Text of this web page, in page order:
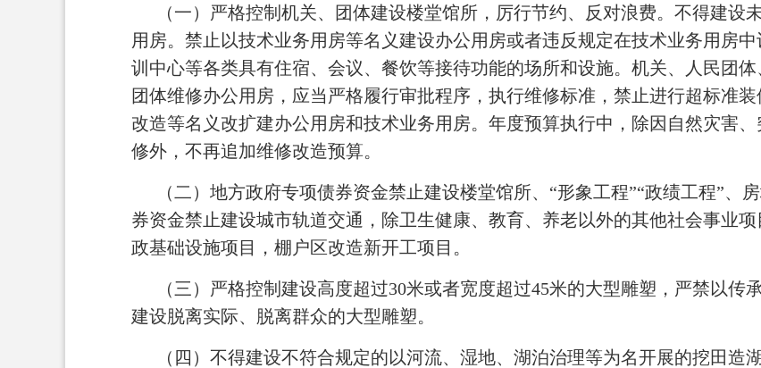
（一）严格控制机关、团体建设楼堂馆所，厉行节约、反对浪费。不得建设
用房。禁止以技术业务用房等名义建设办公用房或者违反规定在技术业务用房
训中心等各类具有住宿、会议、餐饮等接待功能的场所和设施。机关、人民团
团体维修办公用房，应当严格履行审批程序，执行维修标准，禁止进行超标准
改造等名义改扩建办公用房和技术业务用房。年度预算执行中，除因自然灾害
修外，不再追加维修改造预算。
（二）地方政府专项债券资金禁止建设楼堂馆所、“形象工程”“政绩工程”、
券资金禁止建设城市轨道交通，除卫生健康、教育、养老以外的其他社会事业
政基础设施项目，棚户区改造新开工项目。
（三）严格控制建设高度超过30米或者宽度超过45米的大型雕塑，严禁以传
建设脱离实际、脱离群众的大型雕塑。
（四）不得建设不符合规定的以河流、湿地、湖泊治理等为名开展的挖田造